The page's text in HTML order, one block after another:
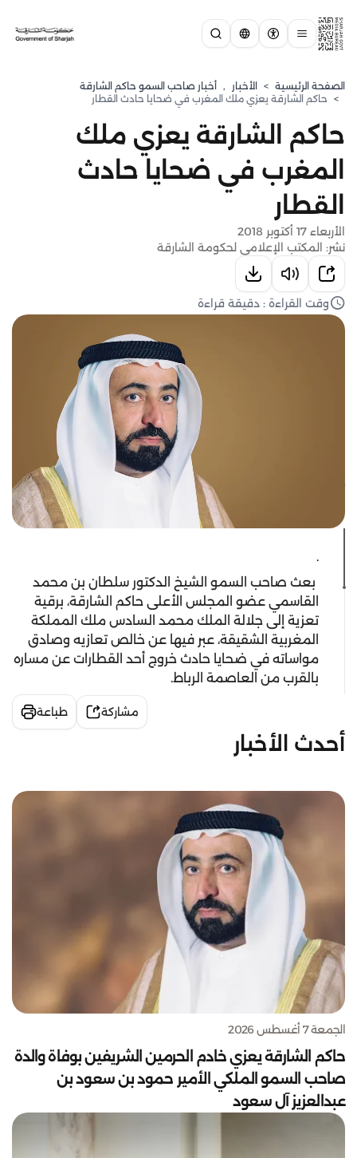
الصفحة الرئيسية > الأخبار , أخبار صاحب السمو حاكم الشارقة
> حاكم الشارقة يعزي ملك المغرب في ضحايا حادث القطار
حاكم الشارقة يعزي ملك
المغرب في ضحايا حادث
القطار
الأربعاء 17 أكتوبر 2018
نشر: المكتب الإعلامي لحكومة الشارقة
وقت القراءة : دقيقة قراءة
.
بعث صاحب السمو الشيخ الدكتور سلطان بن محمد
القاسمي عضو المجلس الأعلى حاكم الشارقة، برقية
تعزية إلى جلالة الملك محمد السادس ملك المملكة
المغربية الشقيقة، عبر فيها عن خالص تعازيه وصادق
مواساته في ضحايا حادث خروج أحد القطارات عن مساره
بالقرب من العاصمة الرباط.
مشاركة طباعة
أحدث الأخبار
الجمعة 7 أغسطس 2026
حاكم الشارقة يعزي خادم الحرمين الشريفين بوفاة والدة
صاحب السمو الملكي الأمير حمود بن سعود بن
عبدالعزيز آل سعود